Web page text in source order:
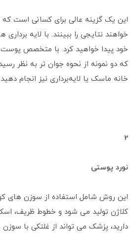
این یک گزینه عالی برای کسانی است
خواهند نتایجی را ببینند. با لایه
خود پیدا خواهید کرد. با متخصص پوست
که دو نمونه از نحوه جوان تر به نظر
خانه ماسک یا لایه‌برداری نیز انجام
2
نورد پوستی
این روش شامل استفاده از سوزن
کلاژن تولید می شود و خطوط ظریف،
دارید، پزشک می تواند از غلتکی با سوزن